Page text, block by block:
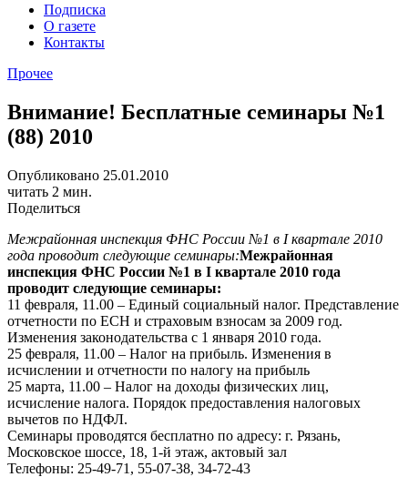
Подписка
О газете
Контакты
Прочее
Внимание! Бесплатные семинары №1
(88) 2010
Опубликовано 25.01.2010
читать 2 мин.
Поделиться
Межрайонная инспекция ФНС России №1 в I квартале 2010
года проводит следующие семинары:Межрайонная
инспекция ФНС России №1 в I квартале 2010 года
проводит следующие семинары:
11 февраля, 11.00 – Единый социальный налог. Представление
отчетности по ЕСН и страховым взносам за 2009 год.
Изменения законодательства с 1 января 2010 года.
25 февраля, 11.00 – Налог на прибыль. Изменения в
исчислении и отчетности по налогу на прибыль
25 марта, 11.00 – Налог на доходы физических лиц,
исчисление налога. Порядок предоставления налоговых
вычетов по НДФЛ.
Семинары проводятся бесплатно по адресу: г. Рязань,
Московское шоссе, 18, 1-й этаж, актовый зал
Телефоны: 25-49-71, 55-07-38, 34-72-43